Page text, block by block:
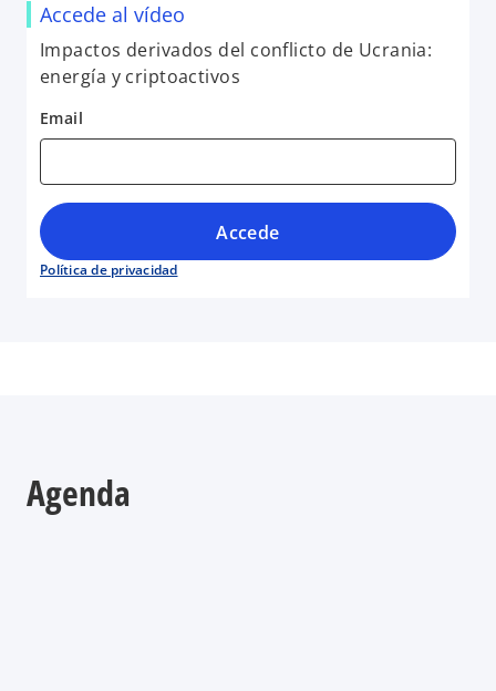
Accede al vídeo
Impactos derivados del conflicto de Ucrania:
energía y criptoactivos
Email
Accede
Política de privacidad
Agenda